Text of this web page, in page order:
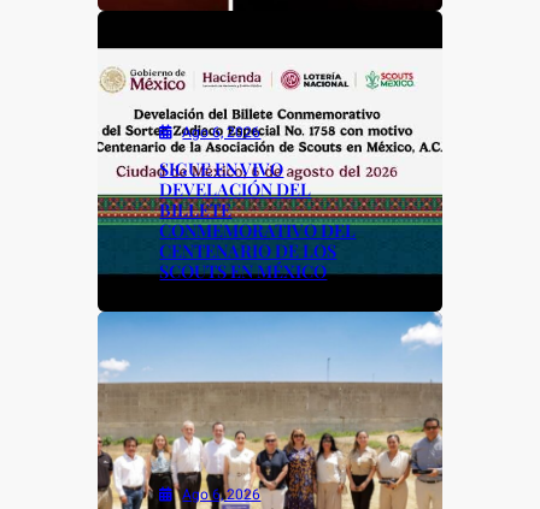
Ago 6, 2026
SIGUE EN VIVO
DEVELACIÓN DEL
BILLETE
CONMEMORATIVO DEL
CENTENARIO DE LOS
SCOUTS EN MÉXICO
Ago 6, 2026